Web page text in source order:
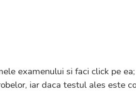
examenului si faci click pe ea;
iar daca testul ales este